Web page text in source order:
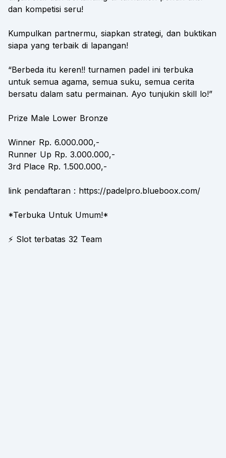
dan kompetisi seru!
Kumpulkan partnermu, siapkan strategi, dan buktikan
siapa yang terbaik di lapangan!
“Berbeda itu keren!! turnamen padel ini terbuka
untuk semua agama, semua suku, semua cerita
bersatu dalam satu permainan. Ayo tunjukin skill lo!”
Prize Male Lower Bronze
Winner Rp. 6.000.000,-
Runner Up Rp. 3.000.000,-
3rd Place Rp. 1.500.000,-
link pendaftaran : https://padelpro.blueboox.com/
*Terbuka Untuk Umum!*
⚡ Slot terbatas 32 Team